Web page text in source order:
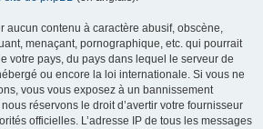
aucun contenu à caractère abusif, obscène,
menaçant, pornographique, etc. qui pourrait
votre pays, du pays dans lequel le serveur de
ou encore la loi internationale. Si vous ne
vous vous exposez à un bannissement
réservons le droit d’avertir votre fournisseur
officielles. L’adresse IP de tous les messages